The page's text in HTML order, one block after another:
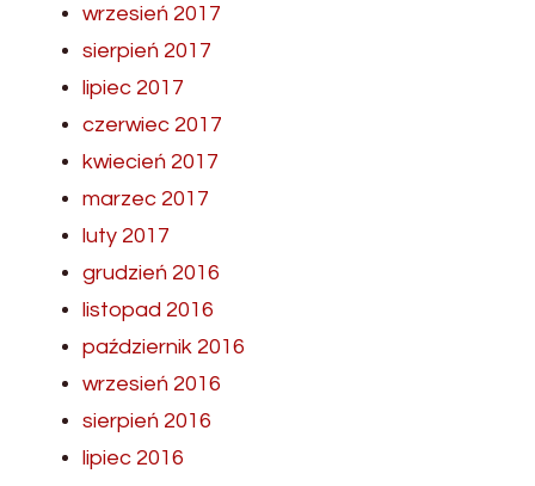
wrzesień 2017
sierpień 2017
lipiec 2017
czerwiec 2017
kwiecień 2017
marzec 2017
luty 2017
grudzień 2016
listopad 2016
październik 2016
wrzesień 2016
sierpień 2016
lipiec 2016